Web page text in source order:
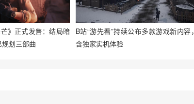
》正式发售：结局暗
划三部曲
B站“游先看”持续公布多款游戏新内容，
含独家实机体验